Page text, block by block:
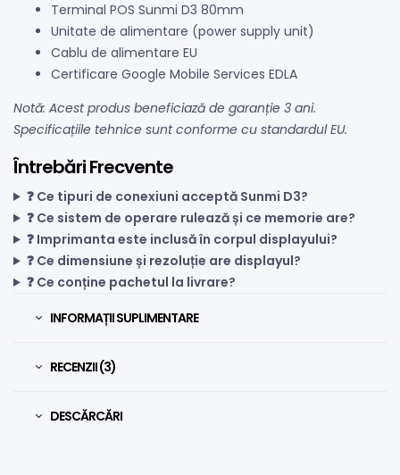
Terminal POS Sunmi D3 80mm
Unitate de alimentare (power supply unit)
Cablu de alimentare EU
Certificare Google Mobile Services EDLA
Notă: Acest produs beneficiază de garanție 3 ani.
Specificațiile tehnice sunt conforme cu standardul EU.
Întrebări Frecvente
❓ Ce tipuri de conexiuni acceptă Sunmi D3?
❓ Ce sistem de operare rulează și ce memorie are?
❓ Imprimanta este inclusă în corpul displayului?
❓ Ce dimensiune și rezoluție are displayul?
❓ Ce conține pachetul la livrare?
INFORMAȚII SUPLIMENTARE
RECENZII (3)
DESCĂRCĂRI